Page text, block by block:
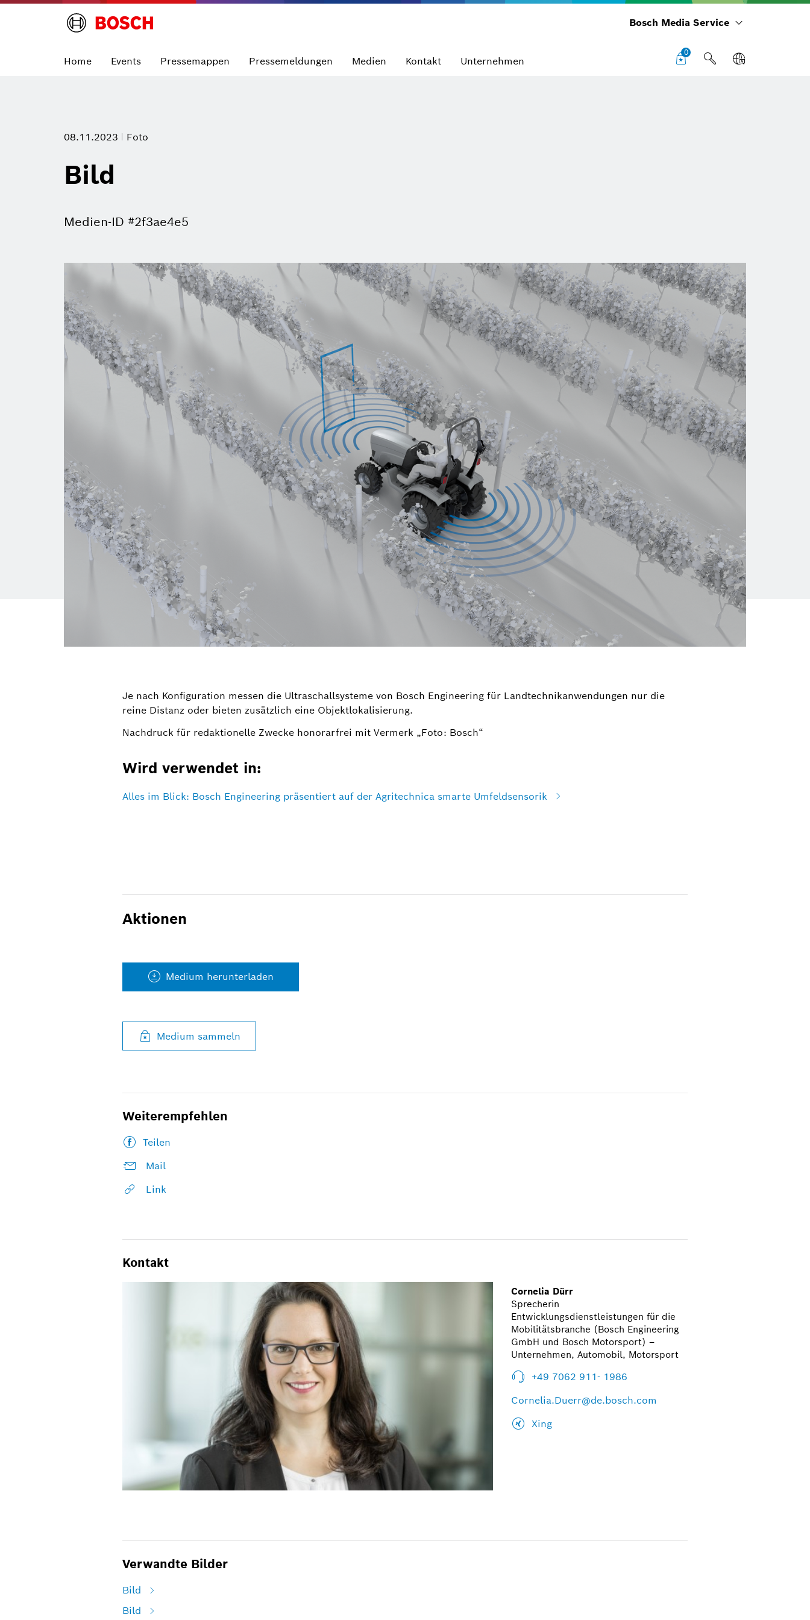
Bosch Media Service
Home Events Pressemappen Pressemeldungen Medien Kontakt Unternehmen
0
08.11.2023 Foto
Bild
Medien-ID #2f3ae4e5
Je nach Konfiguration messen die Ultraschallsysteme von Bosch Engineering für Landtechnikanwendungen nur die
reine Distanz oder bieten zusätzlich eine Objektlokalisierung.
Nachdruck für redaktionelle Zwecke honorarfrei mit Vermerk „Foto: Bosch“
Wird verwendet in:
Alles im Blick: Bosch Engineering präsentiert auf der Agritechnica smarte Umfeldsensorik
Aktionen
Medium herunterladen
Medium sammeln
Weiterempfehlen
Teilen
Mail
Link
Kontakt
Cornelia Dürr
Sprecherin
Entwicklungsdienstleistungen für die
Mobilitätsbranche (Bosch Engineering
GmbH und Bosch Motorsport) –
Unternehmen, Automobil, Motorsport
+49 7062 911- 1986
Cornelia.Duerr@de.bosch.com
Xing
Verwandte Bilder
Bild
Bild